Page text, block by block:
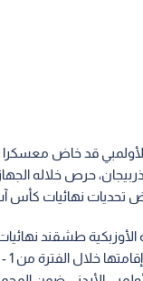
قد خاض معسكرا
حرص خلاله
تحديات نهائيات كأس
طشقند